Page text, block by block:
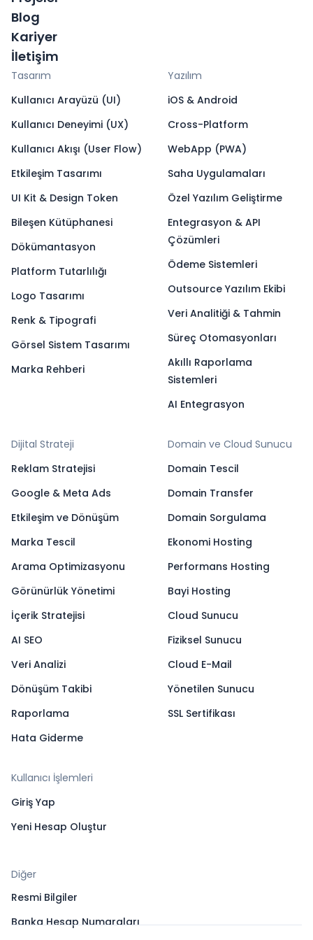
Modülü
Modülü
Blog
Kariyer
İletişim
Tasarım
Kullanıcı Arayüzü (UI)
Kullanıcı Deneyimi (UX)
Kullanıcı Akışı (User Flow)
Etkileşim Tasarımı
UI Kit & Design Token
Bileşen Kütüphanesi
Dökümantasyon
Platform Tutarlılığı
Logo Tasarımı
Renk & Tipografi
Görsel Sistem Tasarımı
Marka Rehberi
Yazılım
iOS & Android
Cross-Platform
WebApp (PWA)
Saha Uygulamaları
Özel Yazılım Geliştirme
Entegrasyon & API
Çözümleri
Ödeme Sistemleri
Outsource Yazılım Ekibi
Veri Analitiği & Tahmin
Süreç Otomasyonları
Akıllı Raporlama
Sistemleri
AI Entegrasyon
Dijital Strateji
Reklam Stratejisi
Google & Meta Ads
Etkileşim ve Dönüşüm
Marka Tescil
Arama Optimizasyonu
Görünürlük Yönetimi
İçerik Stratejisi
AI SEO
Veri Analizi
Dönüşüm Takibi
Raporlama
Hata Giderme
Domain ve Cloud Sunucu
Domain Tescil
Domain Transfer
Domain Sorgulama
Ekonomi Hosting
Performans Hosting
Bayi Hosting
Cloud Sunucu
Fiziksel Sunucu
Cloud E-Mail
Yönetilen Sunucu
SSL Sertifikası
Kullanıcı İşlemleri
Giriş Yap
Yeni Hesap Oluştur
Diğer
Resmi Bilgiler
Banka Hesap Numaraları